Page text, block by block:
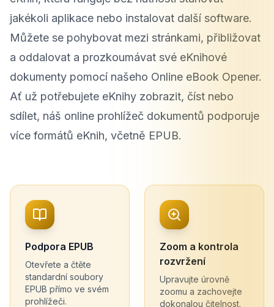
jakékoli aplikace nebo instalovat další software.
Můžete se pohybovat mezi stránkami, přibližovat
a oddalovat a prozkoumávat své eKnihové
dokumenty pomocí našeho Online eBook Opener.
Ať už potřebujete eKnihy zobrazit, číst nebo
sdílet, náš online prohlížeč dokumentů podporuje
více formátů eKnih, včetně EPUB.
Podpora EPUB
Otevřete a čtěte
standardní soubory
EPUB přímo ve svém
prohlížeči.
Zoom a kontrola
rozvržení
Upravujte úrovně
zoomu a zachovejte
dokonalou čitelnost.